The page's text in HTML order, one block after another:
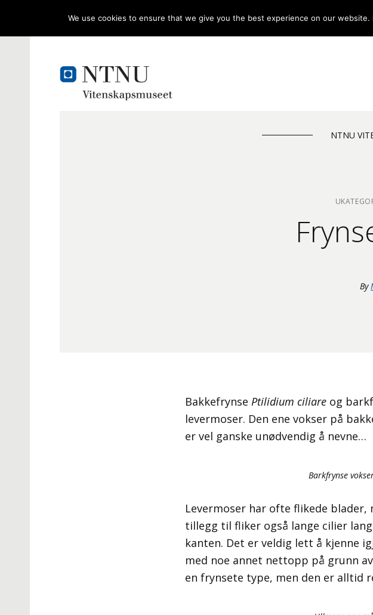
NTNU
By
Bakkefrynse Ptilidium ciliare og
levermoser. Den ene vokser på
er vel ganske unødvendig å nevne…
Barkfrynse
Levermoser har ofte flikede blader,
tillegg til fliker også lange cilier
kanten. Det er veldig lett å kjenne
med noe annet nettopp på grunn
en frynsete type, men den er alltid
We use cookies to ensure that we give you the best experience on our